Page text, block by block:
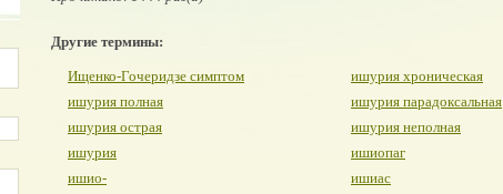
Другие термины:
Ищенко-Гочеридзе симптом
ишурия хроническая
ишурия полная
ишурия парадоксальная
ишурия острая
ишурия неполная
ишурия
ишиопаг
ишио-
ишиас